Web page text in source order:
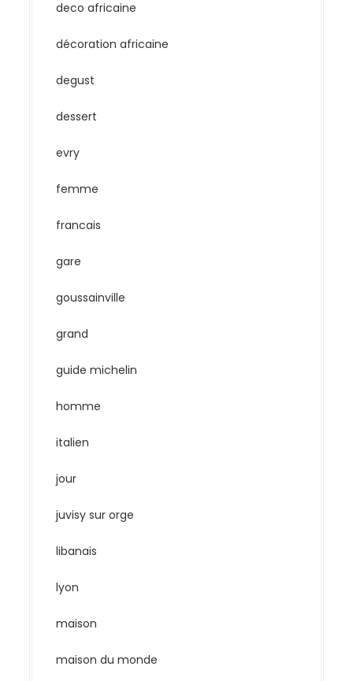
deco africaine
décoration africaine
degust
dessert
evry
femme
francais
gare
goussainville
grand
guide michelin
homme
italien
jour
juvisy sur orge
libanais
lyon
maison
maison du monde